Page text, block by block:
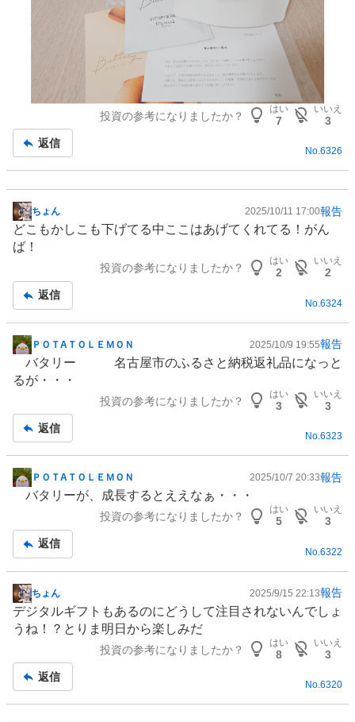
投資の参考になりましたか？
はい
7
いいえ
3
返信
No.6326
掲
示
板
ちょん 2025/10/11 17:00報告
どこもかしこも下げてる中ここはあげてくれてる！がん
ば！
投資の参考になりましたか？
はい
2
いいえ
2
返信
No. 6324
掲
板
ＰＯＴAＴＯＬＥＭＯＮ 2025/10/9 19:55報告
バタリー 名古屋市のふるさと納税返礼品になっと
るが・・・
投資の参考になりましたか？
はい
3
いいえ
3
返信
No.6323
掲
事
ＰＯＴAＴＯＬＥＭＯＮ 2025/10/7 20:33報告
バタリーが、成長するとええなぁ・・・
投資の参考になりましたか？
はい
5
いいえ
3
返信
No. 6322
掲
示
板
ちょん 2025/9/15 22:13報告
デジタルギフトもあるのにどうして注目されないんでしょ
うね！？とりま明日から楽しみだ
投資の参考になりましたか？
はい
8
いいえ
3
返信
No.6320